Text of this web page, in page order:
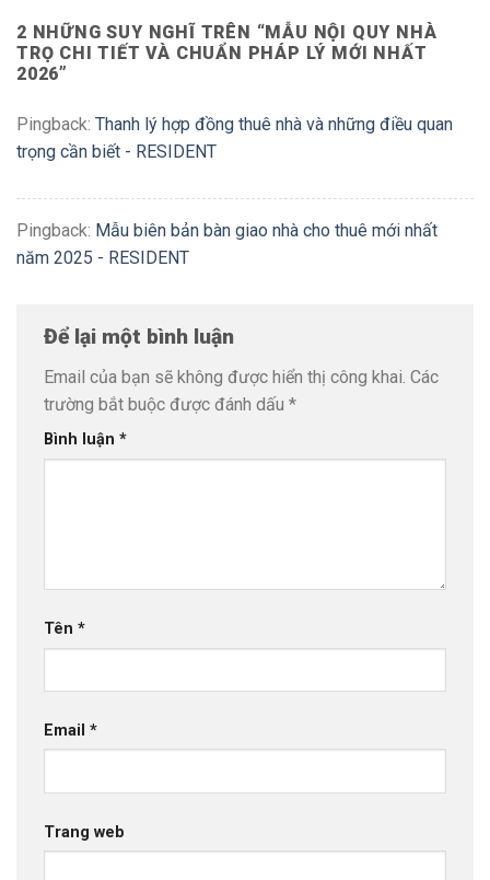
2 NHỮNG SUY NGHĨ TRÊN “MẪU NỘI QUY NHÀ
TRỌ CHI TIẾT VÀ CHUẨN PHÁP LÝ MỚI NHẤT
2026”
Pingback: Thanh lý hợp đồng thuê nhà và những điều quan
trọng cần biết - RESIDENT
Pingback: Mẫu biên bản bàn giao nhà cho thuê mới nhất
năm 2025 - RESIDENT
Để lại một bình luận
Email của bạn sẽ không được hiển thị công khai. Các
trường bắt buộc được đánh dấu *
Bình luận *
Tên *
Email *
Trang web